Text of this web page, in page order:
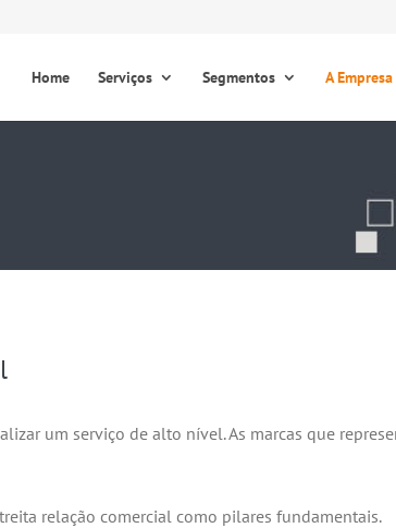
Home Serviços Segmentos A Empresa
um serviço de alto nível. As marcas que
relação comercial como pilares fundamentais.